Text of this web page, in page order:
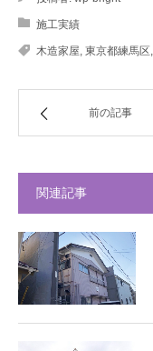
施工実績
木造家屋 東京都練馬区
前の記事
関連記事